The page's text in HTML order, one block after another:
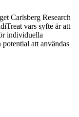
Carlsberg Research
vars syfte är att
individuella
att användas